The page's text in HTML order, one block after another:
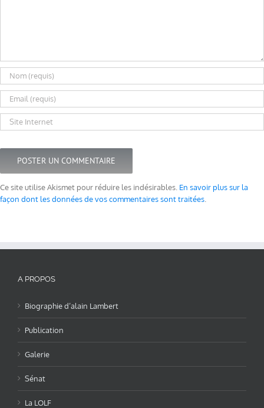
Ce site utilise Akismet pour réduire les indésirables. En savoir plus sur la
façon dont les données de vos commentaires sont traitées
A PROPOS
Biographie d’alain Lambert
Publication
Galerie
Sénat
La LOLF